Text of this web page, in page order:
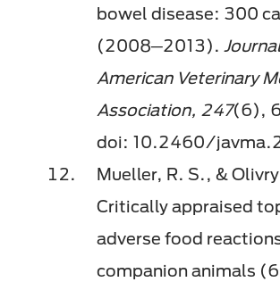
bowel disease: 300
(2008─2013).
American Veterinary
Association, 247(6),
doi: 10.2460/
Mueller, R. S., &
Critically appraised
adverse food
companion animals